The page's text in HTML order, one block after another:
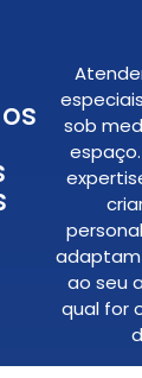
sob
ao seu
qual for